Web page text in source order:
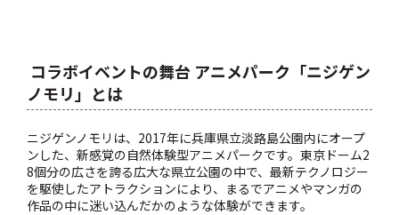
コラボイベントの舞台 アニメパーク「ニジゲン
ノモリ」とは
ニジゲンノモリは、2017年に兵庫県立淡路島公園内にオープ
ンした、新感覚の自然体験型アニメパークです。東京ドーム2
8個分の広さを誇る広大な県立公園の中で、最新テクノロジー
を駆使したアトラクションにより、まるでアニメやマンガの
作品の中に迷い込んだかのような体験ができます。